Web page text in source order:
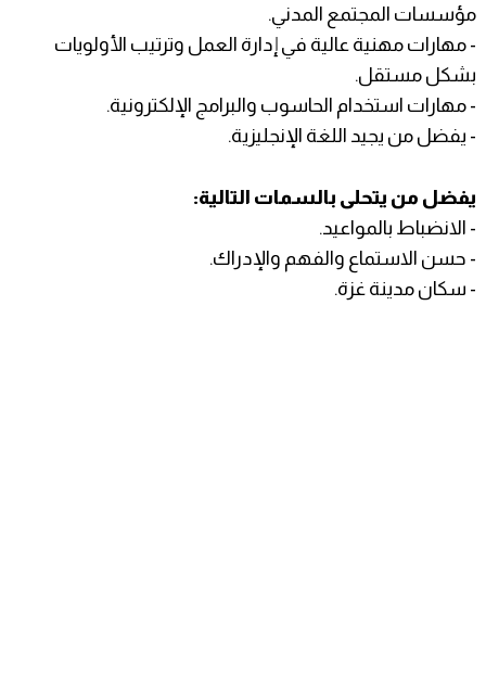
مؤسسات المجتمع المدني.
- مهارات مهنية عالية في إدارة العمل وترتيب الأولويات
بشكل مستقل.
- مهارات استخدام الحاسوب والبرامج الإلكترونية.
- يفضل من يجيد اللغة الإنجليزية.
يفضل من يتحلى بالسمات التالية:
- الانضباط بالمواعيد.
- حسن الاستماع والفهم والإدراك.
- سكان مدينة غزة.